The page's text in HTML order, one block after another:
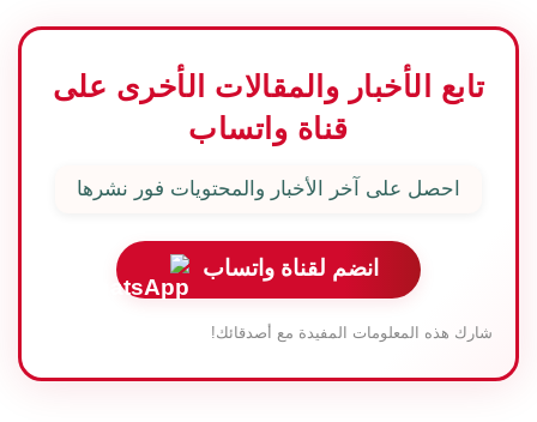
تابع الأخبار والمقالات الأخرى على
قناة واتساب
احصل على آخر الأخبار والمحتويات فور نشرها
انضم لقناة واتساب
شارك هذه المعلومات المفيدة مع أصدقائك!